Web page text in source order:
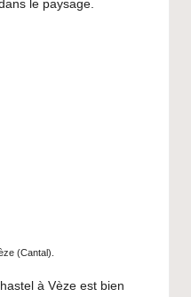
le paysage.
(Cantal).
à Vèze est bien